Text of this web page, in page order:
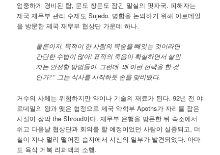
엄중하게 경비된 탑, 문도 창문도 잠긴 밀실의 핏자국. 피해자는
제국 재무부 관리 수제도 Sujedo. 병합을 논의하기 위해 야로데일
을 방문한 제국 재무부 협상단 가운데 하나.
물론이지. 목적이 한 사람의 목숨을 빼앗는 것이라면
간단한 수법이 많아! 표적의 죽음이 확실하면서 살인
자는 안전할 방법들이. 그런데–왜 이런 선택을 한 것
인가?” 그는 식사를 시작하듯 손을 맞비볐다.
거수의 사체는 위험하지만 약이나 기술의 재료가 된다. 92년 전 야
로데일의 왕과 맺은 협정으로 제국 약학부 Apoths가 자리를 잡은
시설이 장막 the Shroud이다. 재무부 은행을 방문한 뒤 숙소에서
쉬고 다음날 협상단과 회의를 할 예정이었던 사람이 실종되고, 며
칠이 지나 멀리 떨어진 습지에서 시신의 일부가 발견되었다. 아마
도 육식 거북 리퍼백의 소행.